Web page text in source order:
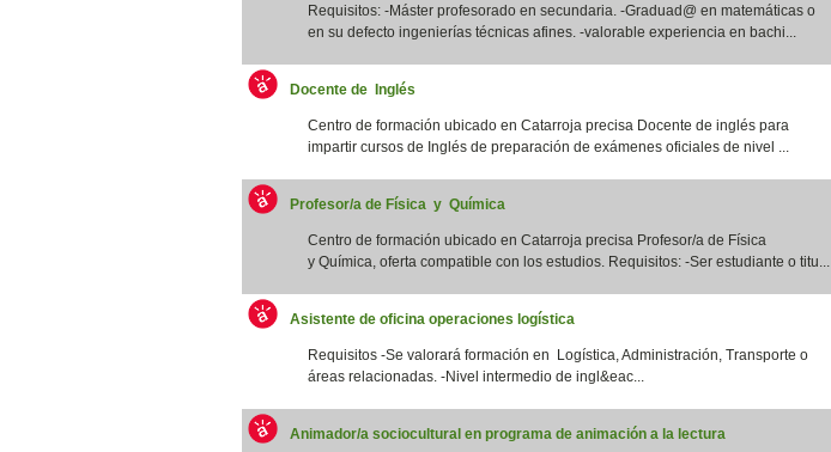
Requisitos: -Máster profesorado en secundaria. -Graduad@ en matemáticas o
en su defecto ingenierías técnicas afines. -valorable experiencia en bachi...
Docente de Inglés
Centro de formación ubicado en Catarroja precisa Docente de inglés para
impartir cursos de Inglés de preparación de exámenes oficiales de nivel ...
Profesor/a de Física y Química
Centro de formación ubicado en Catarroja precisa Profesor/a de Física
y Química, oferta compatible con los estudios. Requisitos: -Ser estudiante o titu...
Asistente de oficina operaciones logística
Requisitos -Se valorará formación en Logística, Administración, Transporte o
áreas relacionadas. -Nivel intermedio de ingl&eac...
Animador/a sociocultural en programa de animación a la lectura